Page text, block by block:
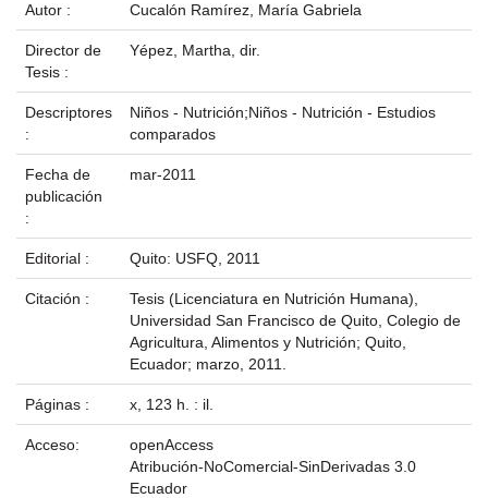
Autor : Cucalón Ramírez, María Gabriela
Director de
Tesis :
Yépez, Martha, dir.
Descriptores
:
Niños - Nutrición;Niños - Nutrición - Estudios
comparados
Fecha de
publicación
:
mar-2011
Editorial : Quito: USFQ, 2011
Citación :
Tesis (Licenciatura en Nutrición Humana),
Universidad San Francisco de Quito, Colegio de
Agricultura, Alimentos y Nutrición; Quito,
Ecuador; marzo, 2011.
Páginas : x, 123 h. : il.
Acceso:
openAccess
Atribución-NoComercial-SinDerivadas 3.0
Ecuador